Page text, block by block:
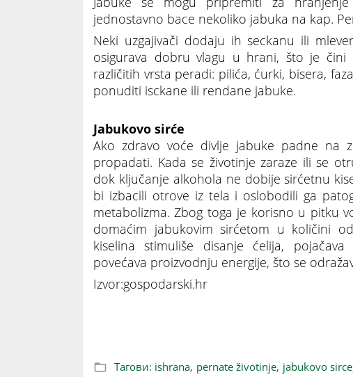
jednostavno bace nekoliko jabuka na kap.
Neki uzgajivači dodaju ih seckanu ili
osigurava dobru vlagu u hrani, što je čini
različitih vrsta peradi: pilića, ćurki, bisera,
ponuditi isckane ili rendane jabuke.
Jabukovo sirće
Ako zdravo voće divlje jabuke padne na
propadati. Kada se životinje zaraze ili se
dok ključanje alkohola ne dobije sirćetnu
bi izbacili otrove iz tela i oslobodili ga
metabolizma. Zbog toga je korisno u pitku
domaćim jabukovim sirćetom u količini
kiselina stimuliše disanje ćelija,
povećava proizvodnju energije, što se
Izvor:gospodarski.hr
Тагови: ishrana, pernate životinje, jabukovo